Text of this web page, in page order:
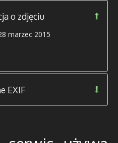
o zdjęciu
marzec 2015
EXIF